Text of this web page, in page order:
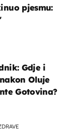
pjesmu:
Gdje i
Oluje
Gotovina?